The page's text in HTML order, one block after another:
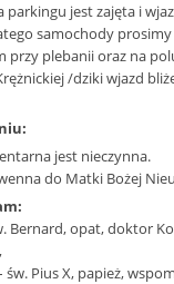
parkingu jest zajęta i
samochody
przy plebanii oraz na
/dziki wjazd
jest nieczynna.
do Matki Bożej
Bernard, opat, doktor
św. Pius X, papież,